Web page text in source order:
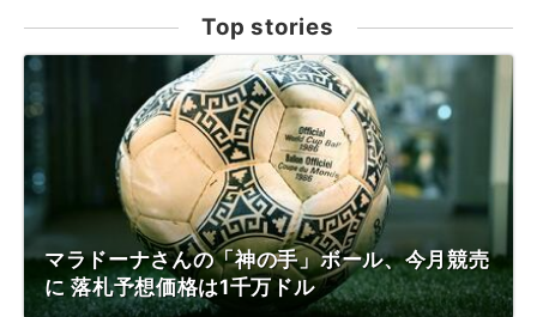
Top stories
マラドーナさんの「神の手」ボール、今月競売
に 落札予想価格は1千万ドル